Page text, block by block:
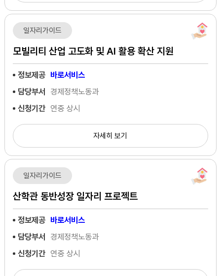
일자리가이드
모빌리티 산업 고도화 및 AI 활용 확산 지원
정보제공 바로서비스
담당부서
경제정책노동과
신청기간 연중 상시
자세히 보기
일자리가이드
산학관 동반성장 일자리 프로젝트
정보제공 바로서비스
담당부서
경제정책노동과
신청기간 연중 상시